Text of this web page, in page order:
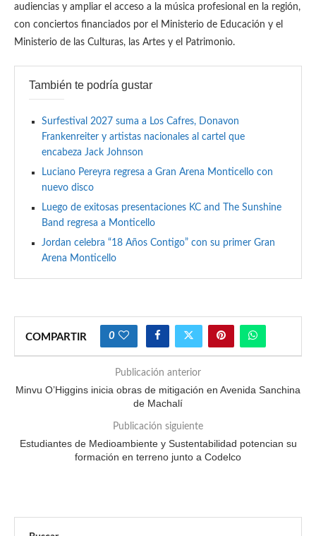
audiencias y ampliar el acceso a la música profesional en la región,
con conciertos financiados por el Ministerio de Educación y el
Ministerio de las Culturas, las Artes y el Patrimonio.
También te podría gustar
Surfestival 2027 suma a Los Cafres, Donavon
Frankenreiter y artistas nacionales al cartel que
encabeza Jack Johnson
Luciano Pereyra regresa a Gran Arena Monticello con
nuevo disco
Luego de exitosas presentaciones KC and The Sunshine
Band regresa a Monticello
Jordan celebra “18 Años Contigo” con su primer Gran
Arena Monticello
COMPARTIR 0
Publicación anterior
Minvu O’Higgins inicia obras de mitigación en Avenida Sanchina
de Machalí
Publicación siguiente
Estudiantes de Medioambiente y Sustentabilidad potencian su
formación en terreno junto a Codelco